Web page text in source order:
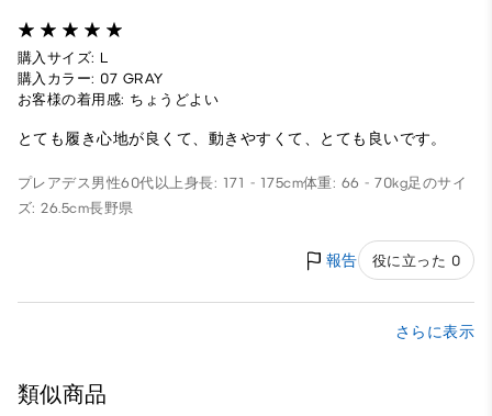
購入サイズ: L
購入カラー: 07 GRAY
お客様の着用感: ちょうどよい
とても履き心地が良くて、動きやすくて、とても良いです。
プレアデス 男性60代以上身長: 171 - 175cm体重: 66 - 70kg足のサイ
ズ: 26.5cm長野県
報告 役に立った 0
さらに表示
類似商品